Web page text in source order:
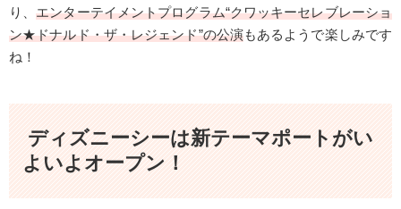
り、エンターテイメントプログラム“クワッキーセレブレーショ
ン★ドナルド・ザ・レジェンド”の公演もあるようで楽しみです
ね！
ディズニーシーは新テーマポートがい
よいよオープン！